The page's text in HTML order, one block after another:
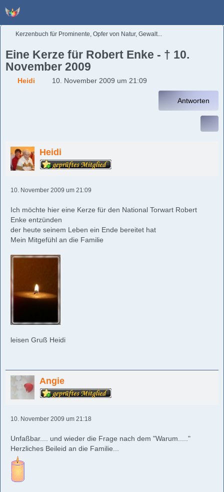
Kerzenbuch für Prominente, Opfer von Natur, Gewalt...
Eine Kerze für Robert Enke - † 10.
November 2009
Heidi 10. November 2009 um 21:09
Antworten
Heidi
10. November 2009 um 21:09
Ich möchte hier eine Kerze für den National Torwart Robert
Enke entzünden
der heute seinem Leben ein Ende bereitet hat
Mein Mitgefühl an die Familie
leisen Gruß Heidi
Angie
10. November 2009 um 21:18
Unfaßbar.... und wieder die Frage nach dem "Warum....."
Herzliches Beileid an die Familie...